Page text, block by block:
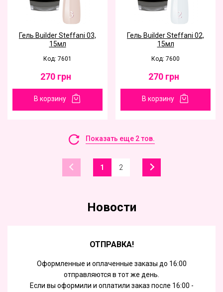
Гель Builder Steffani 03,
15мл
Код: 7601
270 грн
В корзину
Гель Builder Steffani 02,
15мл
Код: 7600
270 грн
В корзину
Показать еще 2 тов.
1 2
Новости
ОТПРАВКА!
Оформленные и оплаченные заказы до 16:00
отправляются в тот же день.
Если вы оформили и оплатили заказ после 16:00 -